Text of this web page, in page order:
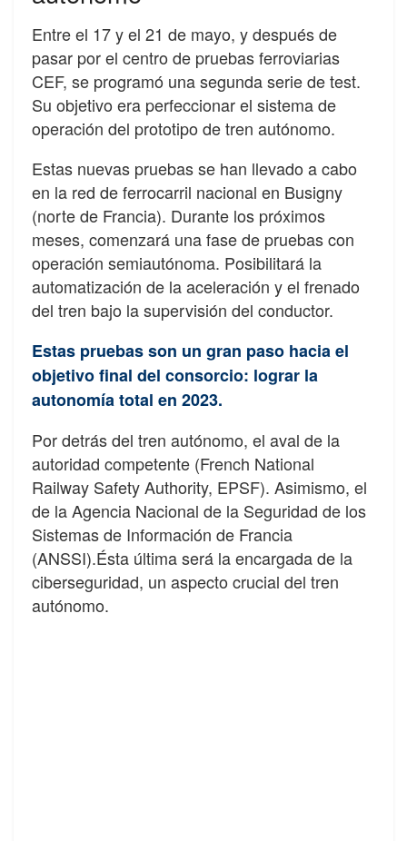
Entre el 17 y el 21 de mayo, y después de
pasar por el centro de pruebas ferroviarias
CEF, se programó una segunda serie de test.
Su objetivo era perfeccionar el sistema de
operación del prototipo de tren autónomo.
Estas nuevas pruebas se han llevado a cabo
en la red de ferrocarril nacional en Busigny
(norte de Francia). Durante los próximos
meses, comenzará una fase de pruebas con
operación semiautónoma. Posibilitará la
automatización de la aceleración y el frenado
del tren bajo la supervisión del conductor.
Estas pruebas son un gran paso hacia el
objetivo final del consorcio: lograr la
autonomía total en 2023.
Por detrás del tren autónomo, el aval de la
autoridad competente (French National
Railway Safety Authority, EPSF). Asimismo, el
de la Agencia Nacional de la Seguridad de los
Sistemas de Información de Francia
(ANSSI).Ésta última será la encargada de la
ciberseguridad, un aspecto crucial del tren
autónomo.